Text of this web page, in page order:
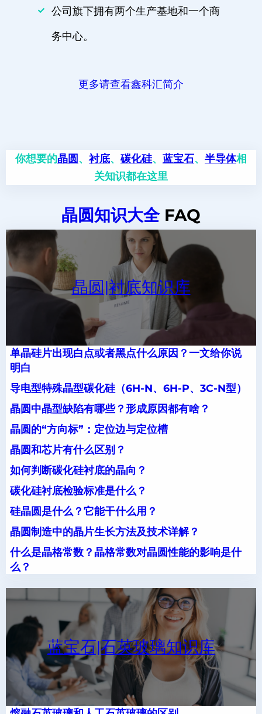
公司旗下拥有两个生产基地和一个商
务中心。
更多请查看鑫科汇简介
你想要的晶圆 、衬底、 碳化硅、 蓝宝石、 半导体相
关知识都在这里
晶圆知识大全FAQ
晶圆|衬底知识库
单晶硅片出现白点或者黑点什么原因？一文给你说
明白
导电型特殊晶型碳化硅（6H-N、6H-P、3C-N型）
晶圆中晶型缺陷有哪些？形成原因都有啥？
晶圆的“方向标”：定位边与定位槽
晶圆和芯片有什么区别？
如何判断碳化硅衬底的晶向？
碳化硅衬底检验标准是什么？
硅晶圆是什么？它能干什么用？
晶圆制造中的晶片生长方法及技术详解？
什么是晶格常数？晶格常数对晶圆性能的影响是什
么？
蓝宝石|石英玻璃知识库